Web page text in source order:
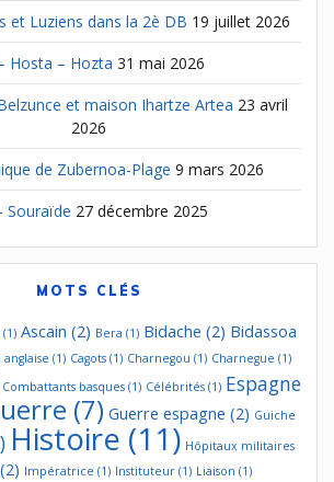
et Luziens dans la 2è DB 19 juillet 2026
Hosta – Hozta 31 mai 2026
et maison Ihartze Artea 23 avril
2026
de Zubernoa-Plage 9 mars 2026
Souraïde 27 décembre 2025
MOTS CLÉS
(1) Ascain (2) Bera (1) Bidache (2) Bidassoa
anglaise (1) Cagots (1) Charnegou (1) Charnegue (1)
Combattants basques (1) Célébrités (1) Espagne
(7) Guerre espagne (2) Guiche
Histoire (11) Hôpitaux militaires
(2) Impératrice (1) Instituteur(1) Liaison (1)